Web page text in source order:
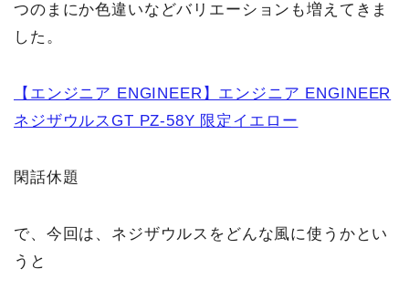
つのまにか色違いなどバリエーションも増えてきま
した。
【エンジニア ENGINEER】エンジニア ENGINEER
ネジザウルスGT PZ-58Y 限定イエロー
閑話休題
で、今回は、ネジザウルスをどんな風に使うかとい
うと